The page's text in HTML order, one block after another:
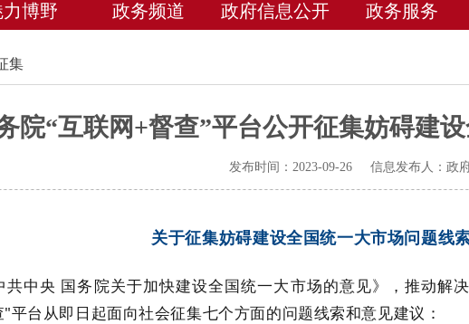
力博野 政务频道 政府信息公开 政务服务
集
院“互联网+督查”平台公开征集妨碍建
发布时间：2023-09-26 信息发布人：政
关于征集妨碍建设全国统一大市场问题线
共中央 国务院关于加快建设全国统一大市场的意见》，推动解
平台从即日起面向社会征集七个方面的问题线索和意见建议：